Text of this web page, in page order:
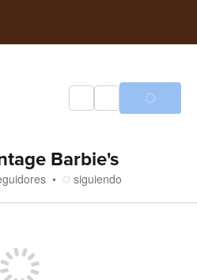
Barbie's
siguiendo